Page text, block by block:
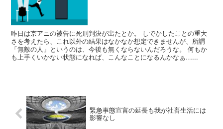
昨日は京アニの被告に死刑判決が出たとか。 しでかしたことの重大
さを考えたら、これ以外の結果はなかなか想定できませんが、所謂
「無敵の人」というのは、今後も無くならないんだろうな。 何もか
も上手くいかない状態になれば、こんなことになるんかなぁ…...
緊急事態宣言の延長も我が社畜生活には
影響なし